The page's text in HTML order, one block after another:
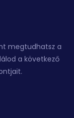
megtudhatsz a
a következő